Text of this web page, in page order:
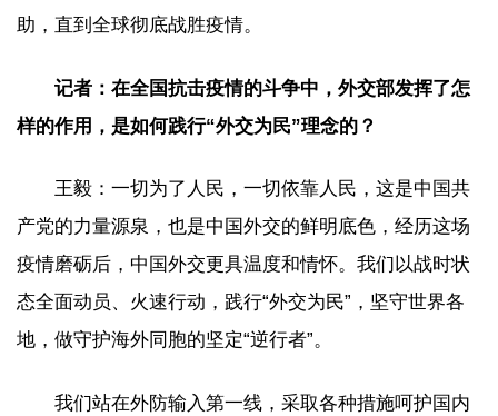
助，直到全球彻底战胜疫情。
记者：在全国抗击疫情的斗争中，外交部发挥了怎
样的作用，是如何践行“外交为民”理念的？
王毅：一切为了人民，一切依靠人民，这是中国共
产党的力量源泉，也是中国外交的鲜明底色，经历这场
疫情磨砺后，中国外交更具温度和情怀。我们以战时状
态全面动员、火速行动，践行“外交为民”，坚守世界各
地，做守护海外同胞的坚定“逆行者”。
我们站在外防输入第一线，采取各种措施呵护国内